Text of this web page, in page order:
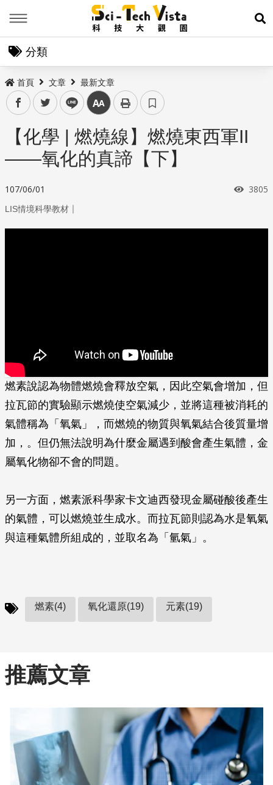
展
分類
首頁 文章 最新文章
facebooktwitter line 中
【化學 | 燃燒線】燃燒東西軍II
——氧化的真諦【下】
107/06/01 瀏覽
3805
LIS情境科學教材 ｜
燃素說認為物體燃燒會釋放空氣，因此空氣會增加，但
拉瓦節的實驗顯示燃燒使空氣減少，並將這種被消耗的
氣體稱為「氧氣」，而燃燒的物質與氧氣結合後質量增
加，。但仍無法說明為什麼金屬遇到酸會產生氣體，金
屬氧化物卻不會的問題。
另一方面，燃素派科學家卡文迪西發現金屬碰酸後產生
的氣體，可以燃燒並生成水。而拉瓦節則認為水是氧氣
與這種氣體所組成的，並取名為「氫氣」。
燃素(4) 氧化還原(19) 元素(19)
推薦文章